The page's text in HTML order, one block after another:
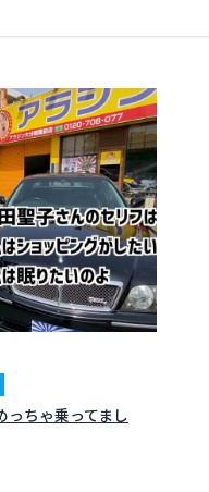
っちゃ乗ってまし